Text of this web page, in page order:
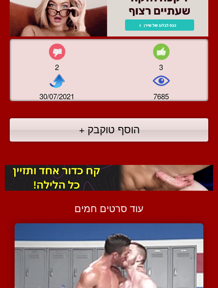
2 3
30/07/2021 7685
הוסף טוקבק +
עוד סרטים חמים